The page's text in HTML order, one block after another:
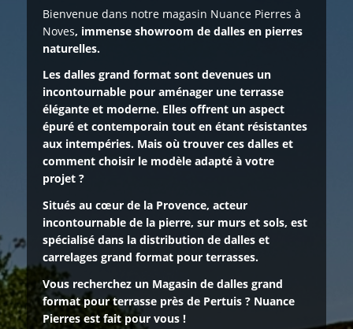
Bienvenue dans notre magasin Nuance Pierres à
Noves, immense showroom de dalles en pierres
naturelles.
Les dalles grand format sont devenues un
incontournable pour aménager une terrasse
élégante et moderne. Elles offrent un aspect
épuré et contemporain tout en étant résistantes
aux intempéries. Mais où trouver ces dalles et
comment choisir le modèle adapté à votre
projet ?
Situés au cœur de la Provence, acteur
incontournable de la pierre, sur murs et sols, est
spécialisé dans la distribution de dalles et
carrelages grand format pour terrasses.
Vous recherchez un Magasin de dalles grand
format pour terrasse près de Pertuis ? Nuance
Pierres est fait pour vous !